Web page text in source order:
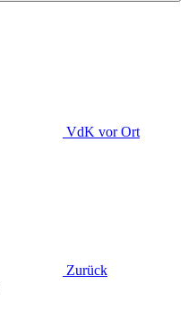
VdK vor Ort
Zurück